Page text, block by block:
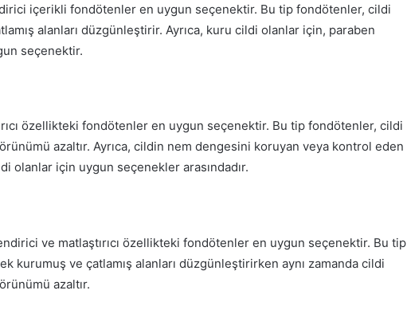
içerikli fondötenler en uygun seçenektir. Bu tip fondötenler, cildi
alanları düzgünleştirir. Ayrıca, kuru cildi olanlar için, paraben
seçenektir.
özellikteki fondötenler en uygun seçenektir. Bu tip fondötenler, cildi
azaltır. Ayrıca, cildin nem dengesini koruyan veya kontrol eden
olanlar için uygun seçenekler arasındadır.
ve matlaştırıcı özellikteki fondötenler en uygun seçenektir. Bu tip
kurumuş ve çatlamış alanları düzgünleştirirken aynı zamanda cildi
azaltır.